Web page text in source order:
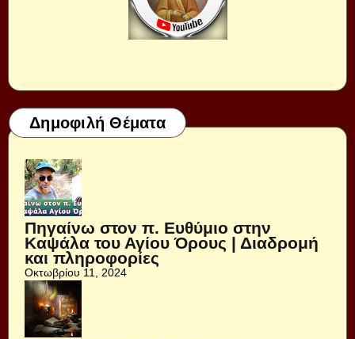
Δημοφιλή Θέματα
Πηγαίνω στον π. Ευθύμιο στην
Καψάλα του Αγίου Όρους | Διαδρομή
και πληροφορίες
Οκτωβρίου 11, 2024